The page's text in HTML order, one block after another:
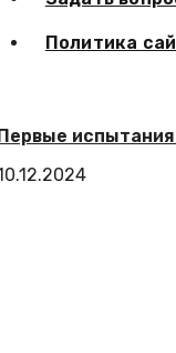
Политика
Первые